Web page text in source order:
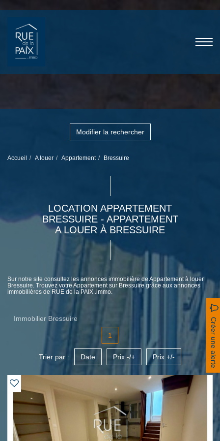
Modifier la rechercher
Accueil A louer Appartement Bressuire
LOCATION APPARTEMENT
BRESSUIRE - APPARTEMENT
A LOUER À BRESSUIRE
Sur notre site consultez les annonces immobilière de Appartement à louer
Bressuire. Trouvez votre Appartement sur Bressuire grâce aux annonces
immobilières de RUE de la PAIX .immo.
Immobilier Bressuire Créer une alerte
1
Trier par : Date Prix -/+ Prix +/-